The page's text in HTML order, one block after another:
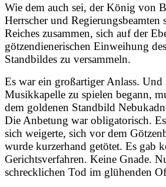
Wie dem auch sei, der König von
Herrscher und Regierungsbeamten
Reiches zusammen, sich auf der
götzendienerischen Einweihung
Standbildes zu versammeln.
Es war ein großartiger Anlass. Und
Musikkapelle zu spielen begann,
dem goldenen Standbild
Die Anbetung war obligatorisch.
sich weigerte, sich vor dem
wurde kurzerhand getötet. Es gab
Gerichtsverfahren. Keine Gnade.
schrecklichen Tod im glühenden